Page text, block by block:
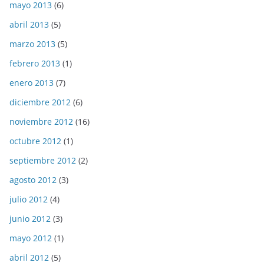
mayo 2013 (6)
abril 2013 (5)
marzo 2013 (5)
febrero 2013 (1)
enero 2013 (7)
diciembre 2012 (6)
noviembre 2012 (16)
octubre 2012 (1)
septiembre 2012 (2)
agosto 2012 (3)
julio 2012 (4)
junio 2012 (3)
mayo 2012 (1)
abril 2012 (5)